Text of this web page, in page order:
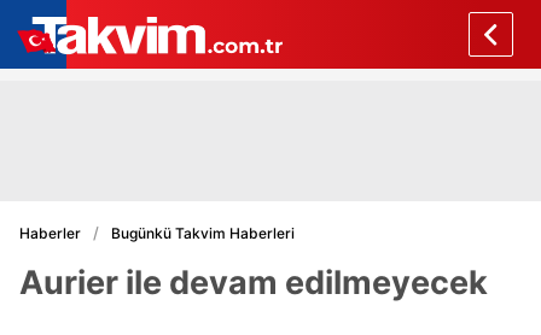
Haberler Bugünkü Takvim Haberleri
Aurier ile devam edilmeyecek